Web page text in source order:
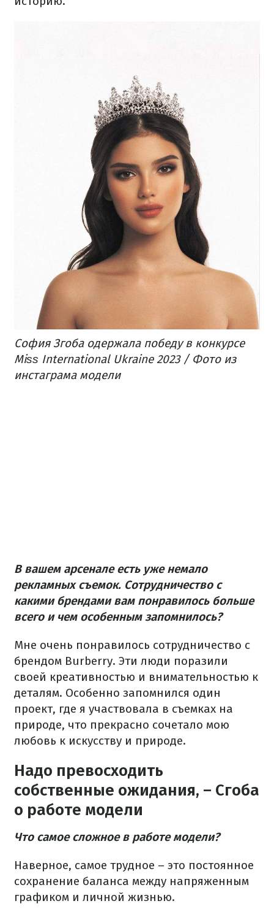
София Згоба одержала победу в конкурсе
Miѕѕ International Ukraine 2023 / Фото из
инстаграма модели
В вашем арсенале есть уже немало
рекламных съемок. Сотрудничество с
какими брендами вам понравилось больше
всего и чем особенным запомнилось?
Мне очень понравилось сотрудничество с
брендом Burberry. Эти люди поразили
своей креативностью и внимательностью к
деталям. Особенно запомнился один
проект, где я участвовала в съемках на
природе, что прекрасно сочетало мою
любовь к искусству и природе.
Надо превосходить
собственные ожидания, – Сгоба
о работе модели
Что самое сложное в работе модели?
Наверное, самое трудное – это постоянное
сохранение баланса между напряженным
графиком и личной жизнью.